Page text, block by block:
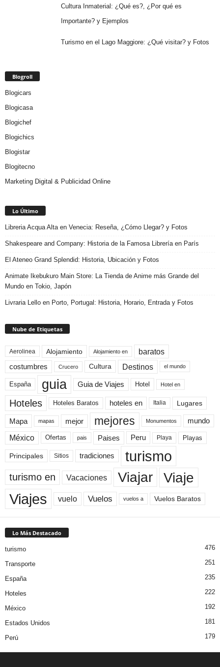
Cultura Inmaterial: ¿Qué es?, ¿Por qué es
Importante? y Ejemplos
Turismo en el Lago Maggiore: ¿Qué visitar? y Fotos
Blogroll
Blogicars
Blogicasa
Blogichef
Blogichics
Blogistar
Blogitecno
Marketing Digital & Publicidad Online
Lo Último
Libreria Acqua Alta en Venecia: Reseña, ¿Cómo Llegar? y Fotos
Shakespeare and Company: Historia de la Famosa Librería en París
El Ateneo Grand Splendid: Historia, Ubicación y Fotos
Animate Ikebukuro Main Store: La Tienda de Anime más Grande del
Mundo en Tokio, Japón
Livraria Lello en Porto, Portugal: Historia, Horario, Entrada y Fotos
Nube de Etiquetas
Aerolinea Alojamiento Alojamiento en baratos
costumbres Crucero Cultura Destinos el mundo
España guia Guia de Viajes Hotel Hotel en
Hoteles Hoteles Baratos hoteles en Italia Lugares
Mapa mapas mejor mejores Monumentos mundo
México Ofertas pais Paises Peru Playa Playas
Principales Sitios tradiciones turismo
turismo en Vacaciones Viajar Viaje
Viajes vuelo Vuelos vuelos a Vuelos Baratos
Lo Más Destacado
turismo 476
Transporte 251
España 235
Hoteles 222
México 192
Estados Unidos 181
Perú 179